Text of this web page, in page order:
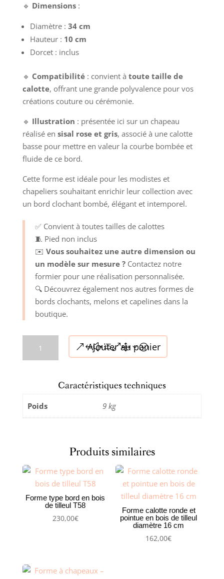
🔹 Dimensions:
Diamètre : 34 cm
Hauteur : 10 cm
Dorcet : inclus
🔹 Compatibilité: convient à toute taille de
calotte, offrant une grande polyvalence pour vos
créations couture ou cérémonie.
🔹 Illustration : présentée ici sur un chapeau
réalisé en sisal rose et gris, associé à une calotte
basse pour mettre en valeur la courbe bombée et
fluide de ce bord.
Cette forme est idéale pour les modistes et
chapeliers souhaitant enrichir leur collection avec
un bord clochant bombé, élégant et intemporel.
✅ Convient à toutes tailles de calottes
🧵 Pied non inclus
✉️ Vous souhaitez une autre dimension ou
un modèle sur mesure ?Contactez notre
formier pour une réalisation personnalisée.
🔍 Découvrez également nos autres formes de
bords clochants, melons et capelines dans la
boutique.
–
Bord
cm
avec
Ajouter au panier
Caractéristiques techniques
Poids 9 kg
Produits similaires
Forme type bord en bois
de tilleul T58
230,00€
Forme calotte ronde et
pointue en bois de tilleul
diamètre 16 cm
162,00€